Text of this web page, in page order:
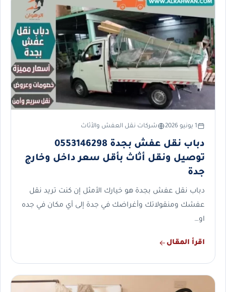
1 يونيو 2026 شركات نقل العفش والأثاث
دباب نقل عفش بجدة 0553146298
توصيل ونقل أثاث بأقل سعر داخل وخارج
جدة
دباب نقل عفش بجدة هو خيارك الأمثل إن كنت تريد نقل
عفشك ومنقولاتك وأغراضك في جدة إلى أي مكان في جده
او…
اقرأ المقال